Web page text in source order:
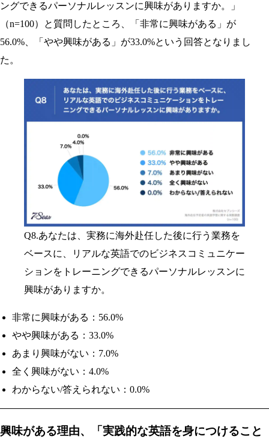
ングできるパーソナルレッスンに興味がありますか。」
（n=100）と質問したところ、「非常に興味がある」が
56.0%、「やや興味がある」が33.0%という回答となりまし
た。
Q8.あなたは、実務に海外赴任した後に行う業務を
ベースに、リアルな英語でのビジネスコミュニケー
ションをトレーニングできるパーソナルレッスンに
興味がありますか。
非常に興味がある：56.0%
やや興味がある：33.0%
あまり興味がない：7.0%
全く興味がない：4.0%
わからない/答えられない：0.0%
興味がある理由、「実践的な英語を身につけること